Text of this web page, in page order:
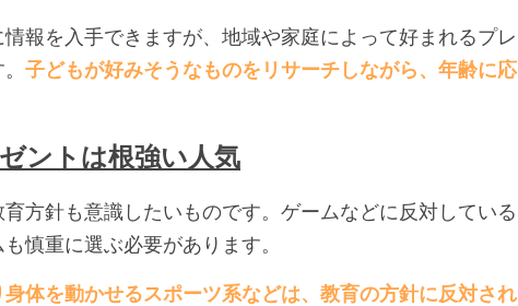
報を入手できますが、地域や家庭によって好まれるプレ
子どもが好みそうなものをリサーチしながら、年齢に応
ントは根強い人気
方針も意識したいものです。ゲームなどに反対している
慎重に選ぶ必要があります。
体を動かせるスポーツ系などは、教育の方針に反対され